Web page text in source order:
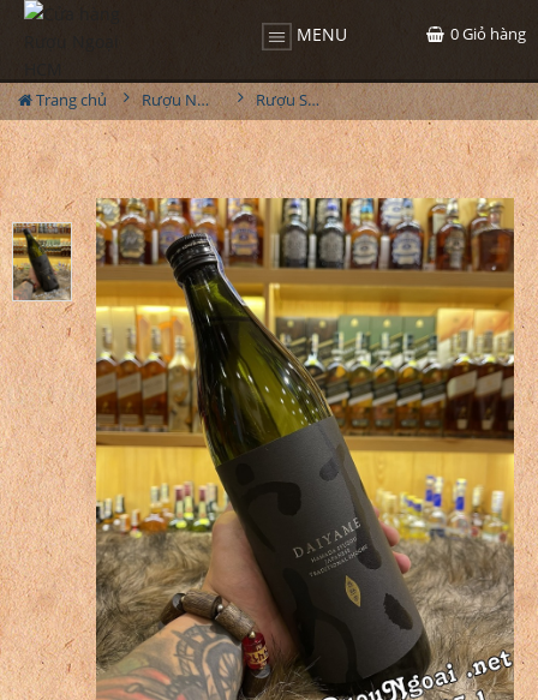
MENU 0Giỏ hàng
Trang chủ Rượu Nhật Rượu Sochu Daiyame Nhật